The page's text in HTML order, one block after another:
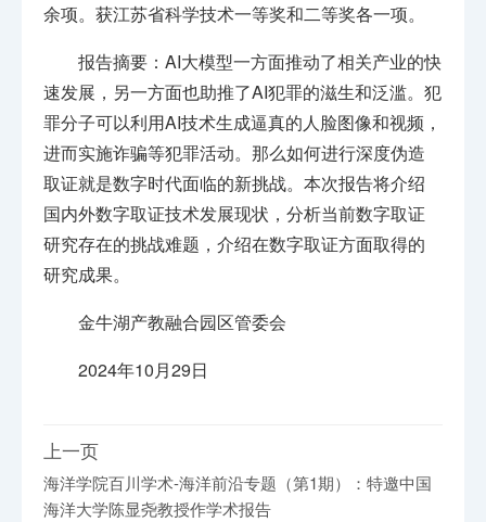
余项。获江苏省科学技术一等奖和二等奖各一项。
报告摘要：AI大模型一方面推动了相关产业的快
速发展，另一方面也助推了AI犯罪的滋生和泛滥。犯
罪分子可以利用AI技术生成逼真的人脸图像和视频，
进而实施诈骗等犯罪活动。那么如何进行深度伪造
取证就是数字时代面临的新挑战。本次报告将介绍
国内外数字取证技术发展现状，分析当前数字取证
研究存在的挑战难题，介绍在数字取证方面取得的
研究成果。
金牛湖产教融合园区管委会
2024年10月29日
上一页
海洋学院百川学术-海洋前沿专题（第1期）：特邀中国
海洋大学陈显尧教授作学术报告